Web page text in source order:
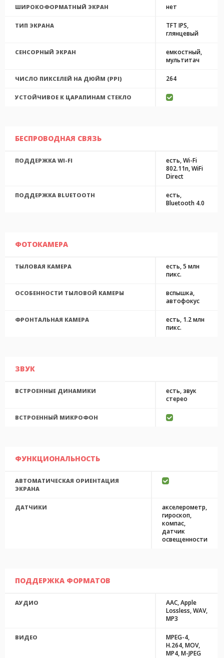
ШИРОКОФОРМАТНЫЙ ЭКРАН нет
ТИП ЭКРАНА
TFT IPS,
глянцевый
СЕНСОРНЫЙ ЭКРАН
емкостный,
мультитач
ЧИСЛО ПИКСЕЛЕЙ НА ДЮЙМ (PPI) 264
УСТОЙЧИВОЕ К ЦАРАПИНАМ СТЕКЛО
БЕСПРОВОДНАЯ СВЯЗЬ
ПОДДЕРЖКА WI-FI
есть, Wi-Fi
802.11n, WiFi
Direct
ПОДДЕРЖКА BLUETOOTH
есть,
Bluetooth 4.0
ФОТОКАМЕРА
ТЫЛОВАЯ КАМЕРА
есть, 5 млн
пикс.
ОСОБЕННОСТИ ТЫЛОВОЙ КАМЕРЫ
вспышка,
автофокус
ФРОНТАЛЬНАЯ КАМЕРА
есть, 1.2 млн
пикс.
ЗВУК
ВСТРОЕННЫЕ ДИНАМИКИ
есть, звук
стерео
ВСТРОЕННЫЙ МИКРОФОН
ФУНКЦИОНАЛЬНОСТЬ
АВТОМАТИЧЕСКАЯ ОРИЕНТАЦИЯ
ЭКРАНА
ДАТЧИКИ
акселерометр,
гироскоп,
компас,
датчик
освещенности
ПОДДЕРЖКА ФОРМАТОВ
АУДИО
AAC, Apple
Lossless, WAV,
MP3
ВИДЕО
MPEG-4,
H.264, MOV,
MP4, M-JPEG